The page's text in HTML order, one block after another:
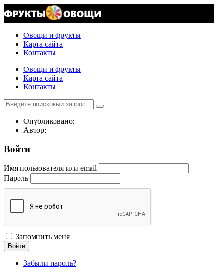
Овощи и фрукты
Карта сайта
Контакты
Овощи и фрукты
Карта сайта
Контакты
Опубликовано:
Автор:
Войти
Имя пользователя или email
Пароль
Запомнить меня
Войти
Забыли пароль?